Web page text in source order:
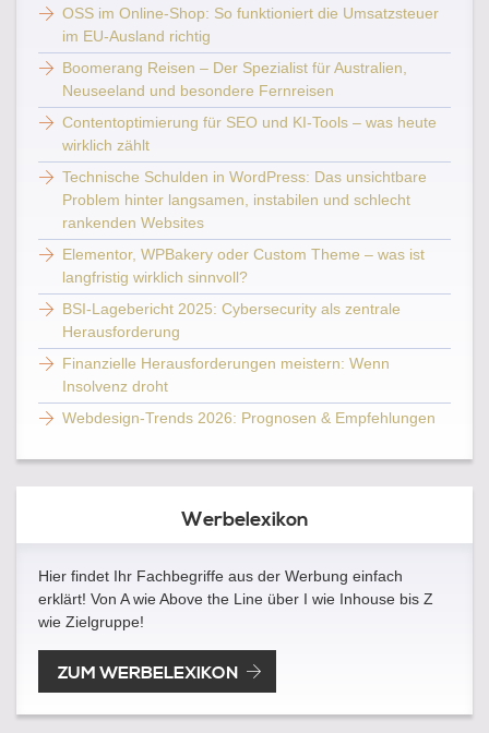
OSS im Online-Shop: So funktioniert die Umsatzsteuer
im EU-Ausland richtig
Boomerang Reisen – Der Spezialist für Australien,
Neuseeland und besondere Fernreisen
Contentoptimierung für SEO und KI-Tools – was heute
wirklich zählt
Technische Schulden in WordPress: Das unsichtbare
Problem hinter langsamen, instabilen und schlecht
rankenden Websites
Elementor, WPBakery oder Custom Theme – was ist
langfristig wirklich sinnvoll?
BSI-Lagebericht 2025: Cybersecurity als zentrale
Herausforderung
Finanzielle Herausforderungen meistern: Wenn
Insolvenz droht
Webdesign-Trends 2026: Prognosen & Empfehlungen
Werbelexikon
Hier findet Ihr Fachbegriffe aus der Werbung einfach
erklärt! Von A wie Above the Line über I wie Inhouse bis Z
wie Zielgruppe!
ZUM WERBELEXIKON